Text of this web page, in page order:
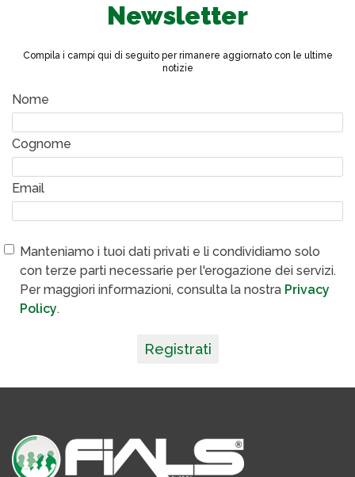
Newsletter
Compila i campi qui di seguito per rimanere aggiornato con le ultime
notizie
Nome
Cognome
Email
Manteniamo i tuoi dati privati e li condividiamo solo
con terze parti necessarie per l'erogazione dei servizi.
Per maggiori informazioni, consulta la nostra Privacy
Policy.
Registrati